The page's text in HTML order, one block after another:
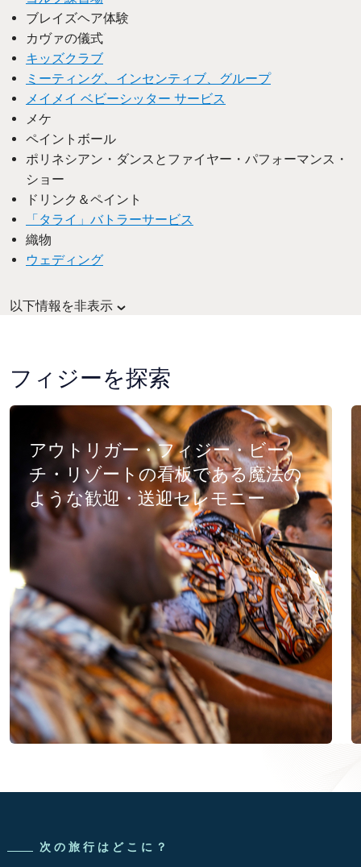
ブレイズヘア体験
カヴァの儀式
キッズクラブ
ミーティング、インセンティブ、グループ
メイメイ ベビーシッター サービス
メケ
ペイントボール
ポリネシアン・ダンスとファイヤー・パフォーマンス・
ショー
ドリンク＆ペイント
「タライ」バトラーサービス
織物
ウェディング
以下情報を非表示
フィジーを探索
アウトリガー・フィジー・ビー
チ・リゾートの看板である魔法の
ような歓迎・送迎セレモニー
次の旅行はどこに？